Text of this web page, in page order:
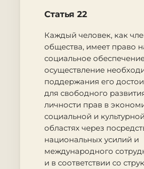
Статья 22
Каждый человек, как
общества, имеет право
социальное
осуществление
поддержания его
для свободного
личности прав в
социальной и культурной
областях через
национальных усилий и
международного
и в соответствии со